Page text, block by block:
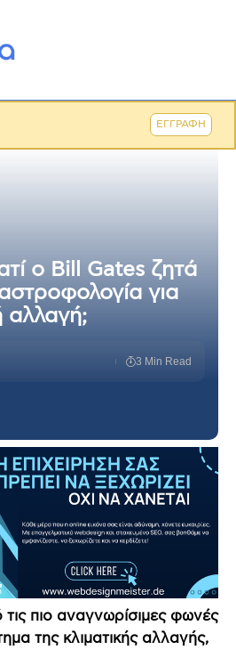
ΕΓΓΡΑΦΗ
ο Bill Gates ζητά
για
αλλαγή;
3 Min Read
πιο αναγνωρίσιμες φωνές
της κλιματικής αλλαγής,